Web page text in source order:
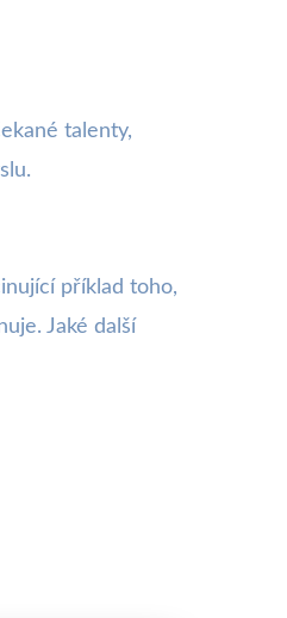
talenty,
příklad toho,
Jaké další